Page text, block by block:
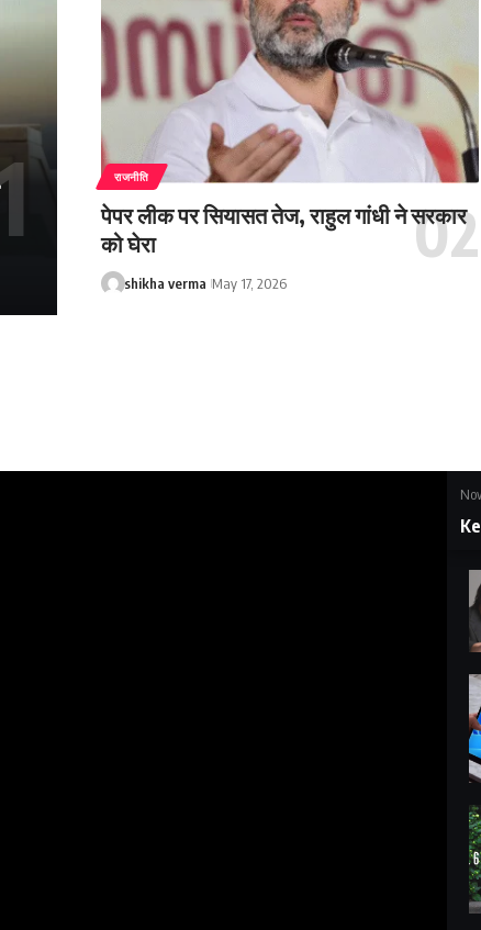
राजनीति
पेपर लीक पर सियासत तेज, राहुल गांधी ने सरकार
को घेरा
shikha verma May 17, 2026